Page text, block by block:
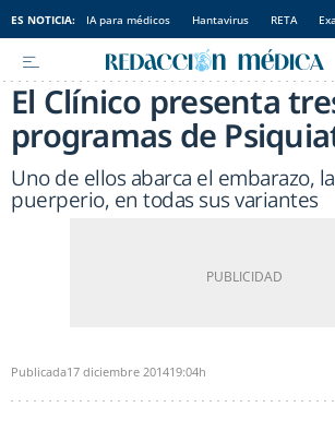
ES NOTICIA: IA para médicos Hantavirus RETA
El Clínico presenta
programas de
Uno de ellos abarca el embarazo,
puerperio, en todas sus variantes
Publicada17 diciembre 201419:04h